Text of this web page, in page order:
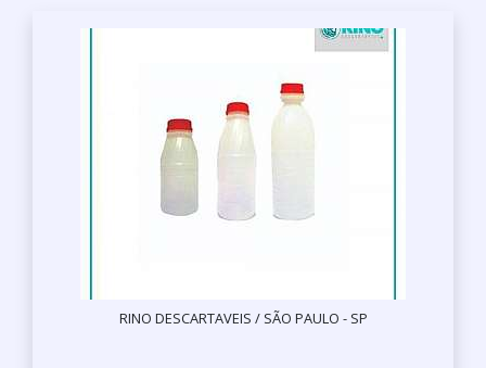
RINO DESCARTAVEIS / SÃO PAULO - SP